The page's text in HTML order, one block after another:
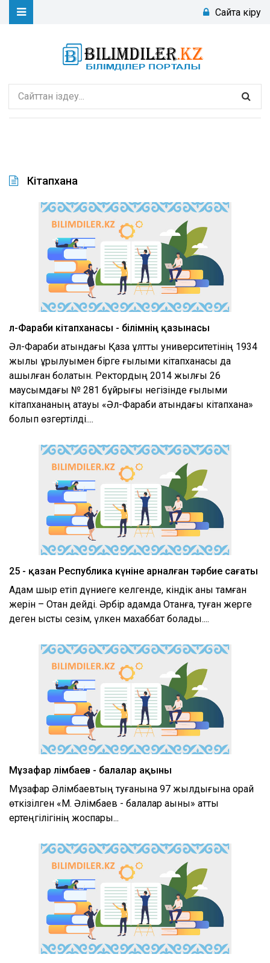
Сайтқа кіру
Кітапхана
Әл-Фараби кітапханасы - білімнің қазынасы
Әл-Фараби атындағы Қазақ ұлттық университетінің 1934
жылы құрылуымен бірге ғылыми кітапханасы да
ашылған болатын. Ректордың 2014 жылғы 26
маусымдағы № 281 бұйрығы негізінде ғылыми
кітапхананың атауы «Әл-Фараби атындағы кітапхана»
болып өзгертілді....
25 - қазан Республика күніне арналған тәрбие сағаты
Адам шыр етіп дүниеге келгенде, кіндік қаны тамған
жерін – Отан дейді. Әрбір адамда Отанға, туған жерге
деген ыстық сезім, үлкен махаббат болады....
Мұзафар Әлімбаев - балалар ақыны
Мұзафар Әлімбаевтың туғанына 97 жылдығына орай
өткізілген «М. Әлімбаев - балалар ақыны» атты
ертеңгілігінің жоспары...